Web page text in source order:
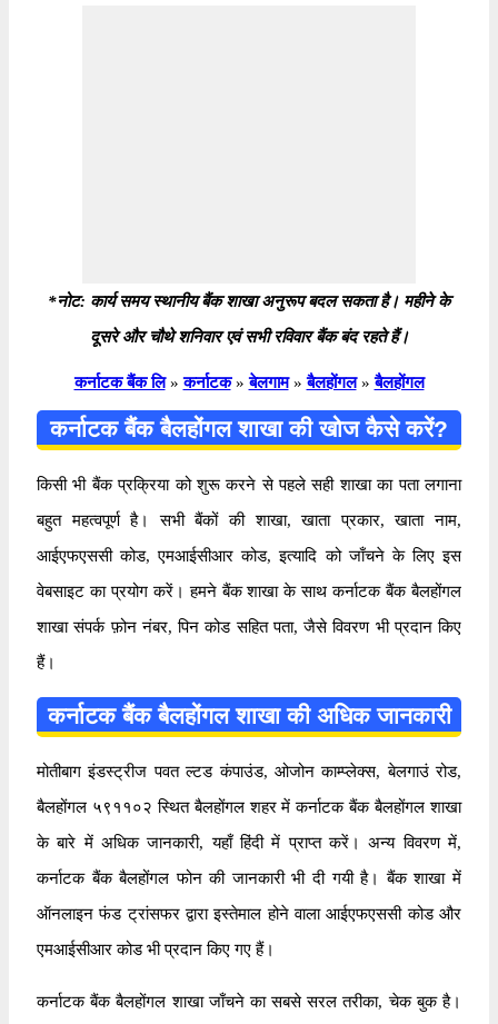
*नोट: कार्य समय स्थानीय बैंक शाखा अनुरूप बदल सकता है। महीने के
दूसरे और चौथे शनिवार एवं सभी रविवार बैंक बंद रहते हैं।
कर्नाटक बैंक लि » कर्नाटक » बेलगाम » बैलहोंगल » बैलहोंगल
कर्नाटक बैंक बैलहोंगल शाखा की खोज कैसे करें?
किसी भी बैंक प्रक्रिया को शुरू करने से पहले सही शाखा का पता लगाना
बहुत महत्वपूर्ण है। सभी बैंकों की शाखा, खाता प्रकार, खाता नाम,
आईएफएससी कोड, एमआईसीआर कोड, इत्यादि को जाँचने के लिए इस
वेबसाइट का प्रयोग करें। हमने बैंक शाखा के साथ कर्नाटक बैंक बैलहोंगल
शाखा संपर्क फ़ोन नंबर, पिन कोड सहित पता, जैसे विवरण भी प्रदान किए
हैं।
कर्नाटक बैंक बैलहोंगल शाखा की अधिक जानकारी
मोतीबाग इंडस्ट्रीज पवत ल्टड कंपाउंड, ओजोन काम्प्लेक्स, बेलगाउं रोड,
बैलहोंगल ५९११०२ स्थित बैलहोंगल शहर में कर्नाटक बैंक बैलहोंगल शाखा
के बारे में अधिक जानकारी, यहाँ हिंदी में प्राप्त करें। अन्य विवरण में,
कर्नाटक बैंक बैलहोंगल फोन की जानकारी भी दी गयी है। बैंक शाखा में
ऑनलाइन फंड ट्रांसफर द्वारा इस्तेमाल होने वाला आईएफएससी कोड और
एमआईसीआर कोड भी प्रदान किए गए हैं।
कर्नाटक बैंक बैलहोंगल शाखा जाँचने का सबसे सरल तरीका, चेक बुक है।